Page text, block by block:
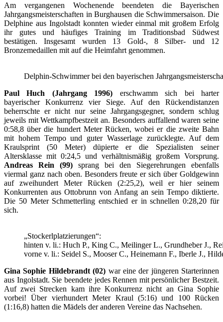
Am vergangenen Wochenende beendeten die Bayerischen
Jahrgangsmeisterschaften in Burghausen die Schwimmersaison. Die
Delphine aus Ingolstadt konnten wieder einmal mit großem Erfolg
ihr gutes und häufiges Training im Traditionsbad Südwest
bestätigen. Insgesamt wurden 13 Gold-, 8 Silber- und 12
Bronzemedaillen mit auf die Heimfahrt genommen.
Delphin-Schwimmer bei den bayerischen
Paul Huch (Jahrgang 1996) erschwamm sich bei harter
bayerischer Konkurrenz vier Siege. Auf den Rückendistanzen
beherrschte er nicht nur seine Jahrgangsgegner, sondern schlug
jeweils mit Wettkampfbestzeit an. Besonders auffallend waren seine
0:58,8 über die hundert Meter Rücken, wobei er die zweite Bahn
mit hohem Tempo und guter Wasserlage zurücklegte. Auf dem
Kraulsprint (50 Meter) düpierte er die Spezialisten seiner
Altersklasse mit 0:24,5 und verhältnismäßig großem Vorsprung.
Andreas Rein (99) sprang bei den Siegerehrungen ebenfalls
viermal ganz nach oben. Besonders freute er sich über Goldgewinn
auf zweihundert Meter Rücken (2:25,2), weil er hier seinem
Konkurrenten aus Ottobrunn von Anfang an sein Tempo diktierte.
Die 50 Meter Schmetterling entschied er in schnellen 0:28,20 für
sich.
„Stockerlplatzierungen“:
hinten v. li.: Huch P., King C., Meilinger L., Grundheber J.,
vorne v. li.: Seidel S., Mooser C., Heinemann F., Iberle J.,
Gina Sophie Hildebrandt (02) war eine der jüngeren Starterinnen
aus Ingolstadt. Sie beendete jedes Rennen mit persönlicher Bestzeit.
Auf zwei Strecken kam ihre Konkurrenz nicht an Gina Sophie
vorbei! Über vierhundert Meter Kraul (5:16) und 100 Rücken
(1:16,8) hatten die Mädels der anderen Vereine das Nachsehen.